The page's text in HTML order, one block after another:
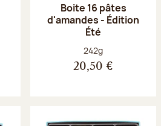
Boite 16 pâtes
d'amandes - Édition
Été
Poids net :
242g
20,50 €